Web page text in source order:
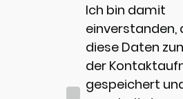
Ich bin damit
einverstanden,
diese Daten
der
gespeichert